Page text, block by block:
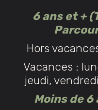
6 ans et +
Hors
Vacances :
jeudi,
Moins de 6